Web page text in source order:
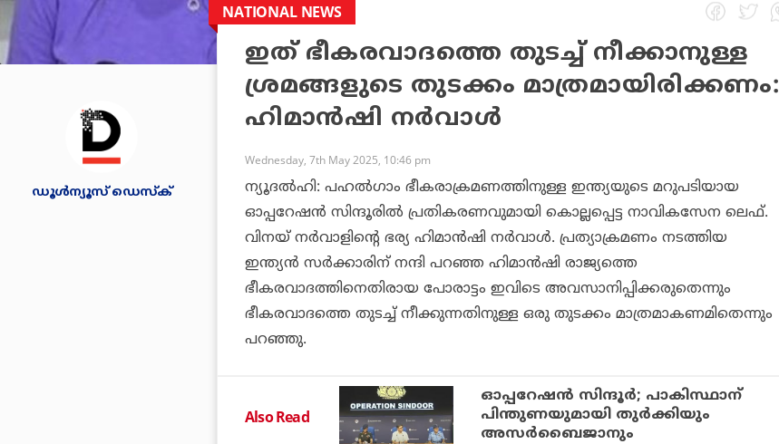
ഡൂള്‍ന്യൂസ് ഡെസ്‌ക്
NATIONAL NEWS
ഇത് ഭീകരവാദത്തെ തുടച്ച് നീക്കാനുള്ള
ശ്രമങ്ങളുടെ തുടക്കം മാത്രമായിരിക്കണം:
ഹിമാന്‍ഷി നര്‍വാള്‍
Wednesday, 7th May 2025, 10:46 pm
ന്യൂദല്‍ഹി: പഹല്‍ഗാം ഭീകരാക്രമണത്തിനുള്ള ഇന്ത്യയുടെ മറുപടിയായ
ഓപ്പറേഷന്‍ സിന്ദൂരില്‍ പ്രതികരണവുമായി കൊല്ലപ്പെട്ട നാവികസേന ലെഫ്.
വിനയ് നര്‍വാളിന്റെ ഭര്യ ഹിമാന്‍ഷി നര്‍വാള്‍. പ്രത്യാക്രമണം നടത്തിയ
ഇന്ത്യന്‍ സര്‍ക്കാരിന് നന്ദി പറഞ്ഞ ഹിമാന്‍ഷി രാജ്യത്തെ
ഭീകരവാദത്തിനെതിരായ പോരാട്ടം ഇവിടെ അവസാനിപ്പിക്കരുതെന്നും
ഭീകരവാദത്തെ തുടച്ച് നീക്കുന്നതിനുള്ള ഒരു തുടക്കം മാത്രമാകണമിതെന്നും
പറഞ്ഞു.
Also Read
ഓപ്പറേഷന്‍ സിന്ദൂര്‍; പാകിസ്ഥാന്
പിന്തുണയുമായി തുര്‍ക്കിയും
അസര്‍ബൈജാനും